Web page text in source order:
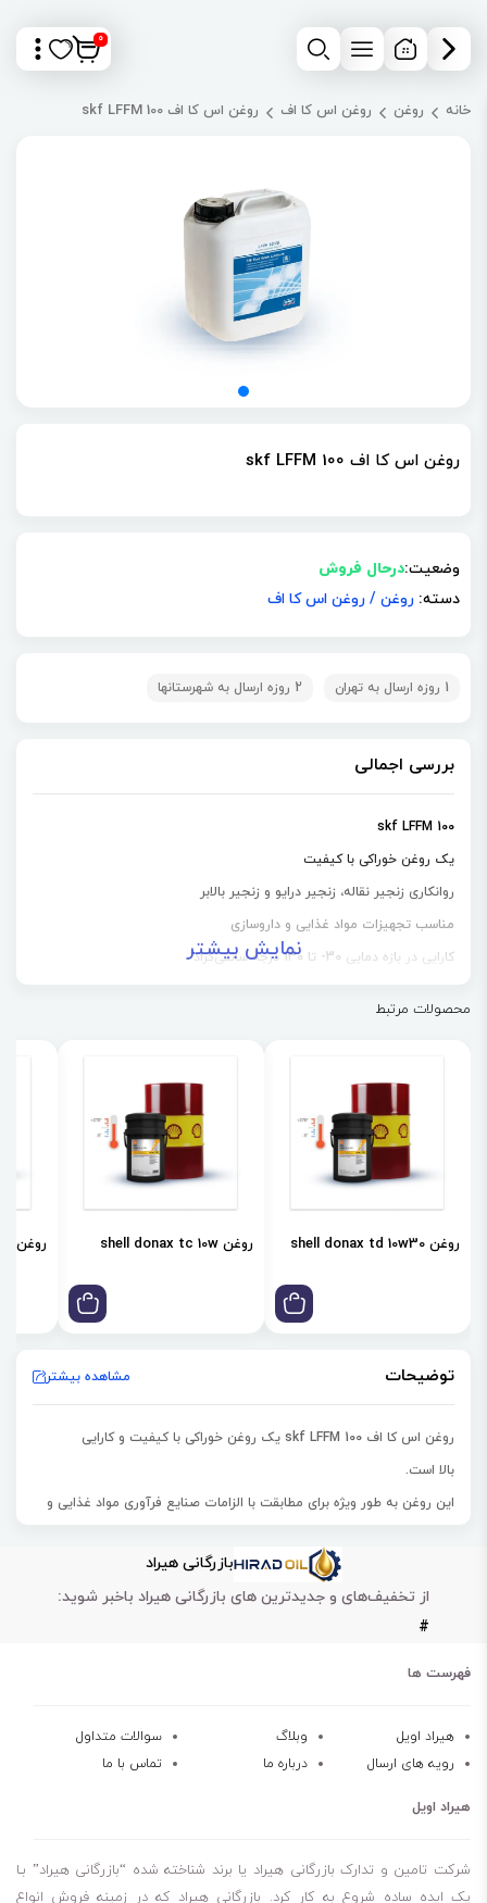
0
خانه روغن روغن اس کا اف روغن اس کا اف skf LFFM 100
روغن اس کا اف skf LFFM 100
وضعیت:درحال فروش
دسته: روغن / روغن اس کا اف
1 روزه ارسال به تهران 2 روزه ارسال به شهرستانها
بررسی اجمالی
skf LFFM 100
یک روغن خوراکی با کیفیت
روانکاری زنجیر نقاله، زنجیر درایو و زنجیر بالابر
مناسب تجهیزات مواد غذایی و داروسازی
کارایی در بازه دمایی 30- تا 130 درجه سانتی‌گراد
نمایش بیشتر
محصولات مرتبط
روغن shell donax td 10w30 روغن shell donax tc 10w روغن shell donax td 85w
توضیحات مشاهده بیشتر
روغن اس کا اف skf LFFM 100 یک روغن
خوراکی با کیفیت و کارایی
بالا است.
این روغن به طور ویژه برای مطابقت با الزامات صنایع فرآوری مواد غذایی و
به طور خاص برای استفاده در کاربردهای
زنجیره‌ای در این صنایع طراحی و تایید شده اند.
این محصول همچنین در روانکاری
بالابر
یز
سانتی‌گراد است.
سازگاری در حضور رطوبت
حفظ عملکرد در دمای پایین
بازرگانی هیراد
از تخفیف‌های و جدیدترین های بازرگانی هیراد باخبر شوید:
#
فهرست ها
هیراد اویل وبلاگ
سوالات متداول
رویه های ارسال
درباره ما تماس با ما
هیراد اویل
شرکت تامین و تدارک بازرگانی هیراد یا برند شناخته شده “بازرگانی هیراد” بـا
یک ایده ساده شروع به کار کرد. بازرگانی هیراد که در زمینه فروش انواع